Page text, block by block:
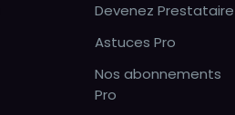
Devenez Prestataire
Astuces Pro
Nos abonnements
Pro